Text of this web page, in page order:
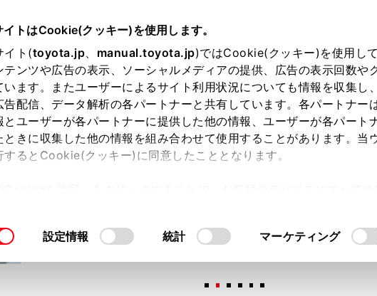
イトはCookie(クッキー)を使用します。
イト(toyota.jp、 manual.toyota.jp)ではCookie(クッキー)を使用し
テンツや広告の表示、ソーシャルメディアの提供、広告の表示回数や
います。またユーザーによるサイト利用状況についても情報を収集し
告配信、データ解析の各パートナーと共有しています。各パートナー
とユーザーが各パートナーに提供した他の情報、ユーザーが各パート
ときに収集した他の情報を組み合わせて使用することがあります。当
するとCookie(クッキー)に同意したこととなります。
ください。設定情報 統計 マーケティング
クス
3つの買い方 オンライン購入お気に入り 保存した見積り